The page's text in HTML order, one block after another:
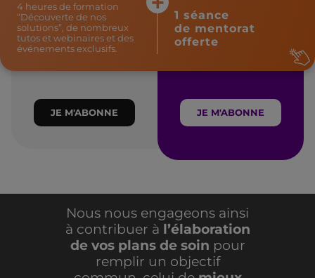
4 heures de formation
“Découverte de nos
solutions”, de nombreux
tutos et webinaires et des
événements exclusifs.
1 séance
de mentorat
offerte
JE M'ABONNE JE M'ABONNE
Nous nous engageons ainsi
à contribuer à l’élaboration
de vos plans de soin pour
remplir un objectif